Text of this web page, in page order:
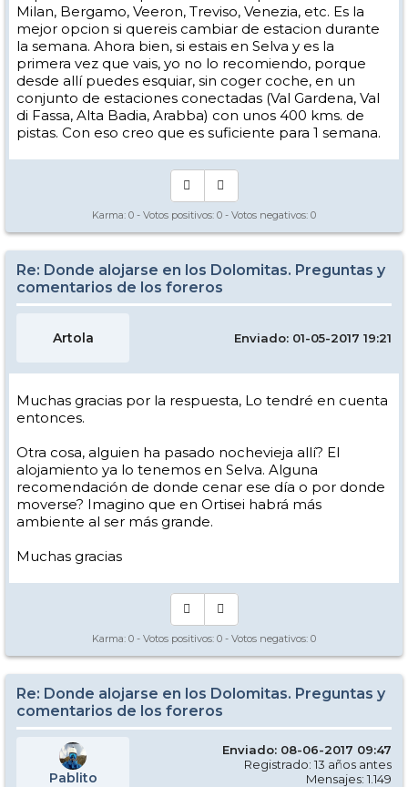
Milan, Bergamo, Veeron, Treviso, Venezia, etc. Es la
mejor opcion si quereis cambiar de estacion durante
la semana. Ahora bien, si estais en Selva y es la
primera vez que vais, yo no lo recomiendo, porque
desde allí puedes esquiar, sin coger coche, en un
conjunto de estaciones conectadas (Val Gardena, Val
di Fassa, Alta Badia, Arabba) con unos 400 kms. de
pistas. Con eso creo que es suficiente para 1 semana.
Karma: 0 - Votos positivos: 0 - Votos negativos: 0
Re: Donde alojarse en los Dolomitas. Preguntas y
comentarios de los foreros
Artola Enviado: 01-05-2017 19:21
Muchas gracias por la respuesta, Lo tendré en cuenta
entonces.
Otra cosa, alguien ha pasado nochevieja allí? El
alojamiento ya lo tenemos en Selva. Alguna
recomendación de donde cenar ese día o por donde
moverse? Imagino que en Ortisei habrá más
ambiente al ser más grande.
Muchas gracias
Karma: 0 - Votos positivos: 0 - Votos negativos: 0
Re: Donde alojarse en los Dolomitas. Preguntas y
comentarios de los foreros
Pablito
Enviado: 08-06-2017 09:47
Registrado: 13 años antes
Mensajes: 1.149